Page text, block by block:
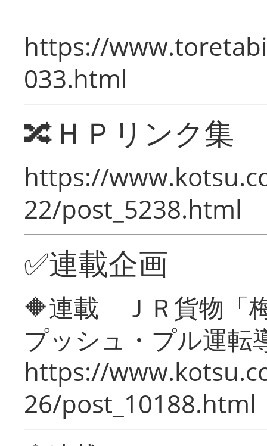
https://
033.html
🔀ＨＰリンク集
https://
22/post_5238.html
✅連載企画
🔶連載 ＪＲ貨物「
プッシュ・プル運転
https://
26/post_10188.html